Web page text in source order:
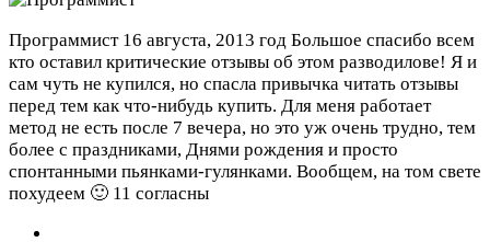
Программист 16 августа, 2013 год Большое спасибо всем
кто оставил критические отзывы об этом разводилове! Я и
сам чуть не купился, но спасла привычка читать отзывы
перед тем как что-нибудь купить. Для меня работает
метод не есть после 7 вечера, но это уж очень трудно, тем
более с праздниками, Днями рождения и просто
спонтанными пьянками-гулянками. Вообщем, на том свете
похудеем 🙂 11 согласны